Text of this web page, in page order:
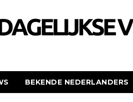
BEKENDE NEDERLANDERS